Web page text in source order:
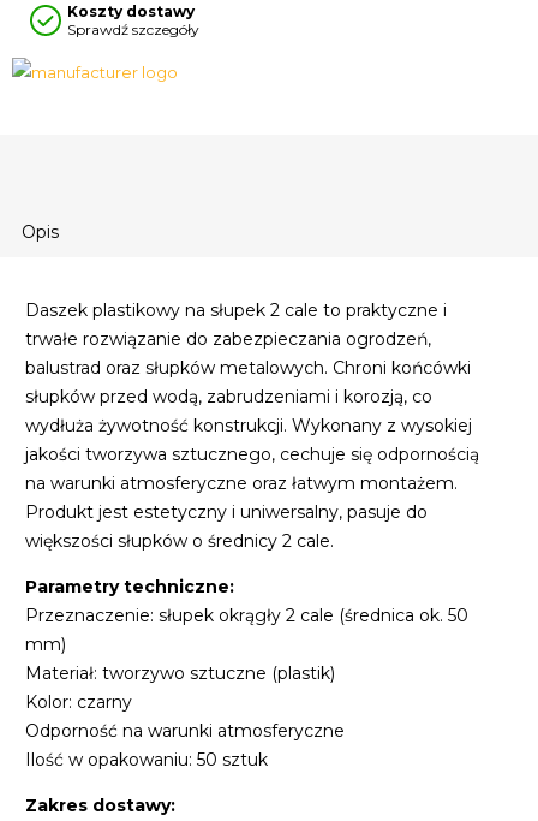
Opis
Daszek plastikowy na słupek 2 cale to praktyczne i
trwałe rozwiązanie do zabezpieczania ogrodzeń,
balustrad oraz słupków metalowych. Chroni końcówki
słupków przed wodą, zabrudzeniami i korozją, co
wydłuża żywotność konstrukcji. Wykonany z wysokiej
jakości tworzywa sztucznego, cechuje się odpornością
na warunki atmosferyczne oraz łatwym montażem.
Produkt jest estetyczny i uniwersalny, pasuje do
większości słupków o średnicy 2 cale.
Parametry techniczne:
Przeznaczenie: słupek okrągły 2 cale (średnica ok. 50
mm)
Materiał: tworzywo sztuczne (plastik)
Kolor: czarny
Odporność na warunki atmosferyczne
Ilość w opakowaniu: 50 sztuk
Zakres dostawy:
Koszty dostawy
Sprawdź szczegóły